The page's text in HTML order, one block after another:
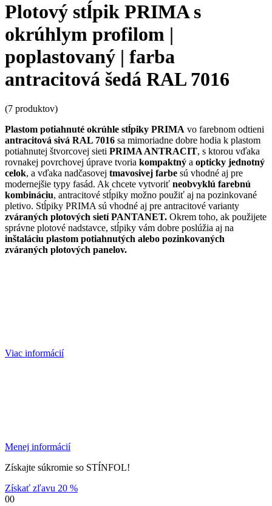
Plotový stĺpik PRIMA s
okrúhlym profilom |
poplastovaný | farba
antracitová šedá RAL 7016
(7 produktov)
Plastom potiahnuté okrúhle stĺpiky PRIMA vo farebnom odtieni
antracitová sivá RAL 7016 sa mimoriadne dobre hodia k plastom
potiahnutej štvorcovej sieti PRIMA ANTRACIT, s ktorou vďaka
rovnakej povrchovej úprave tvoria kompaktný a opticky jednotný
celok, a vďaka nadčasovej tmavosivej farbe sú vhodné aj pre
modernejšie typy fasád. Ak chcete vytvoriť neobvyklú farebnú
kombináciu, antracitové stĺpiky možno použiť aj na pozinkované
pletivo. Stĺpiky PRIMA sú vhodné aj pre antracitové varianty
zváraných plotových sietí PANTANET. Okrem toho, ak použijete
správne plotové nadstavce, stĺpiky vám dobre poslúžia aj na
inštaláciu plastom potiahnutých alebo pozinkovaných
zváraných plotových panelov.
Viac informácií
Menej informácií
Získajte súkromie so STÍNFOL!
Získať zľavu 20 %
00